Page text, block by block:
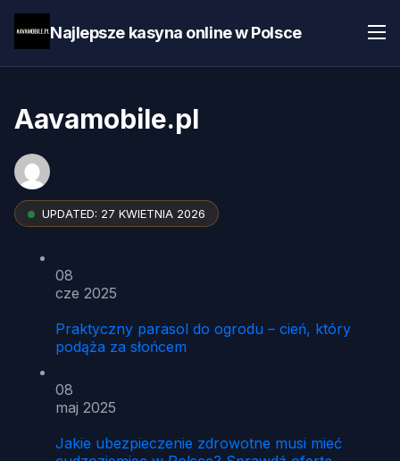
Najlepsze kasyna online w Polsce
Aavamobile.pl
UPDATED: 27 KWIETNIA 2026
08
cze 2025
Praktyczny parasol do ogrodu – cień, który
podąża za słońcem
08
maj 2025
Jakie ubezpieczenie zdrowotne musi mieć